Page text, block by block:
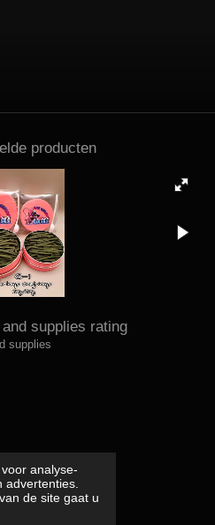
analyse-
de site gaat u
producten
supplies rating
supplies